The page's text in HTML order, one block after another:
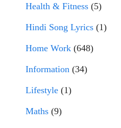
Health & Fitness (5)
Hindi Song Lyrics (1)
Home Work (648)
Information (34)
Lifestyle (1)
Maths (9)